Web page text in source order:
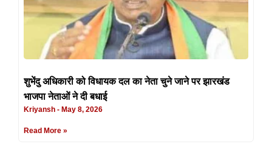
शुभेंदु अधिकारी को विधायक दल का नेता चुने जाने पर झारखंड
भाजपा नेताओं ने दी बधाई
Kriyansh May 8, 2026
Read More »